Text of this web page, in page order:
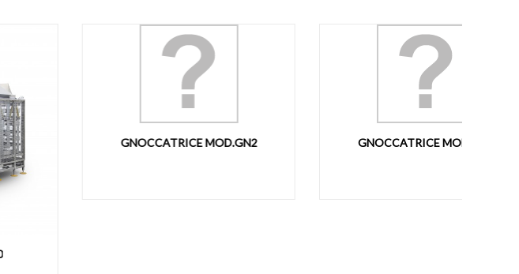
GNOCCATRICE MOD.GN2 GNOCCATRICE MOD.GN6